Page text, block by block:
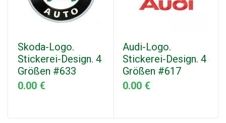
Skoda-Logo.
Stickerei-Design. 4
Größen #633
0.00 €
Audi-Logo.
Stickerei-Design. 4
Größen #617
0.00 €